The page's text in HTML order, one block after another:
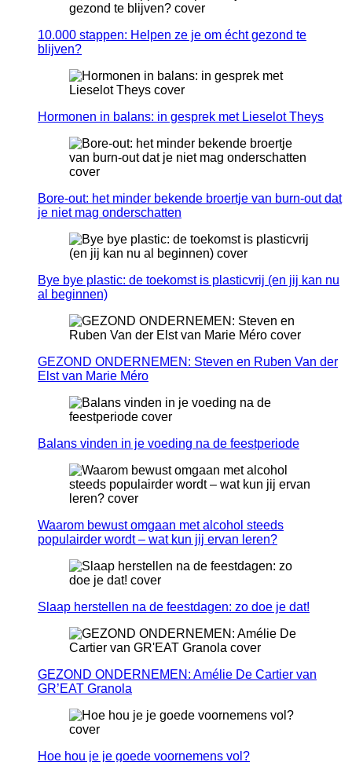
10.000 stappen: Helpen ze je om écht gezond te
blijven?
Hormonen in balans: in gesprek met Lieselot Theys
Bore-out: het minder bekende broertje van burn-out dat
je niet mag onderschatten
Bye bye plastic: de toekomst is plasticvrij (en jij kan nu
al beginnen)
GEZOND ONDERNEMEN: Steven en Ruben Van der
Elst van Marie Méro
Balans vinden in je voeding na de feestperiode
Waarom bewust omgaan met alcohol steeds
populairder wordt – wat kun jij ervan leren?
Slaap herstellen na de feestdagen: zo doe je dat!
GEZOND ONDERNEMEN: Amélie De Cartier van
GR’EAT Granola
Hoe hou je je goede voornemens vol?